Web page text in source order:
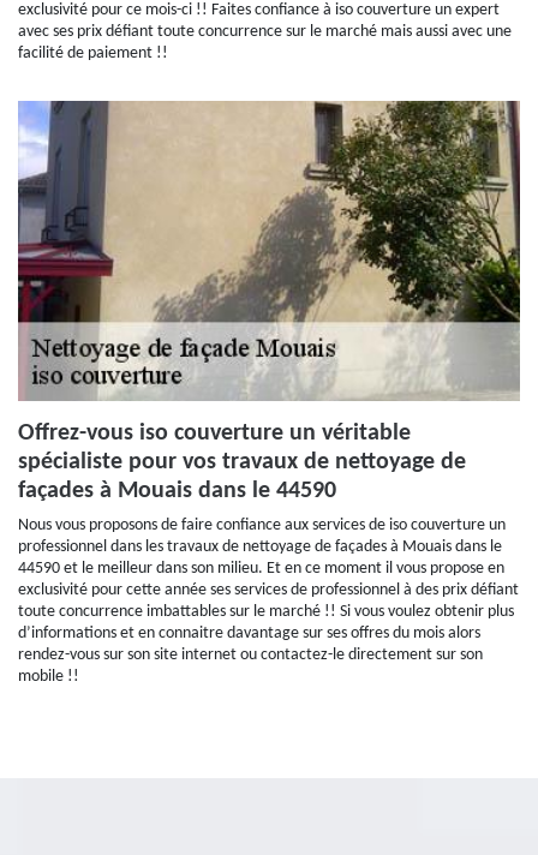
exclusivité pour ce mois-ci !! Faites confiance à iso couverture un expert
avec ses prix défiant toute concurrence sur le marché mais aussi avec une
facilité de paiement !!
Offrez-vous iso couverture un véritable
spécialiste pour vos travaux de nettoyage de
façades à Mouais dans le 44590
Nous vous proposons de faire confiance aux services de iso couverture un
professionnel dans les travaux de nettoyage de façades à Mouais dans le
44590 et le meilleur dans son milieu. Et en ce moment il vous propose en
exclusivité pour cette année ses services de professionnel à des prix défiant
toute concurrence imbattables sur le marché !! Si vous voulez obtenir plus
d’informations et en connaitre davantage sur ses offres du mois alors
rendez-vous sur son site internet ou contactez-le directement sur son
mobile !!